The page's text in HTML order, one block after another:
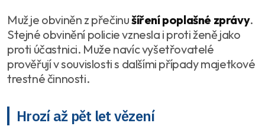
Muž je obviněn z přečinušíření poplašné zprávy.
Stejné obvinění policie vznesla i proti ženě jako
proti účastnici. Muže navíc vyšetřovatelé
prověřují v souvislosti s dalšími případy majetkové
trestné činnosti.
Hrozí až pět let vězení